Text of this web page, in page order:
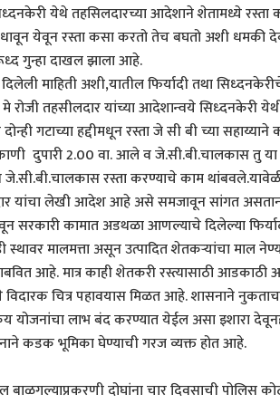
येथे तहसिलदारच्या आदेशाने शेतामध्ये
धावून येवून रस्ता कसा करतो तेच बघतो अशी धमकी
गुन्हा दाखल झाला आहे.
दिलेली माहिती अशी,यातील फिर्यादी तथा
रोजी तहसीलदार यांच्या आदेशान्वये
गटाच्या हद्दीमधून रस्ता जे सी बी च्या
दुपारी 2.00 वा. आले व जे.सी.बी.चालकास तु
रस्ता करण्याचे काम
यांचा लेखी आदेश आहे असे समजावून सांगत असताना
सरकारी कामात अडथळा आणल्याचे दिलेल्या
स्थावर मालमत्ता असून उत्पादित शेतकर्‍यांचा माल
आहे. मात्र काही शेतकरी रस्त्यासाठी
चित्र पहावयास मिळत आहे. शासनाने
योजनांचा लाभ बंद करण्यात येईल असा इशारा
कडक भूमिका घेण्याची गरज व्यक्त होत आहे.
बाळगल्याप्रकरणी दोघांना चार दिवसाची पोलिस